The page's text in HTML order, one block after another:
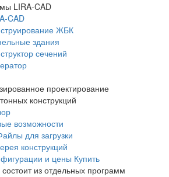
LIRA-CAD
CAD
ЖБК
здания
сечений
проектирование
конструкций
возможности
для загрузки
конструкций
и цены Купить
из отдельных программ